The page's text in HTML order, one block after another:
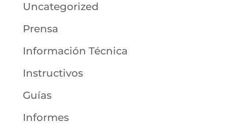
Uncategorized
Prensa
Información Técnica
Instructivos
Guías
Informes